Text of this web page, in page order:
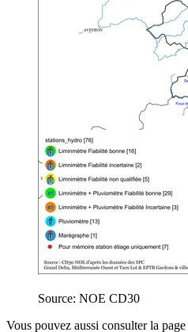
Source: NOE CD30
Vous pouvez aussi consulter la page